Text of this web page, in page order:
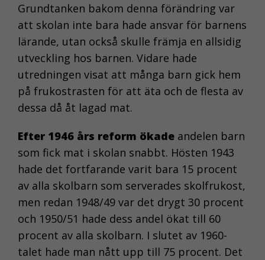
Grundtanken bakom denna förändring var
att skolan inte bara hade ansvar för barnens
lärande, utan också skulle främja en allsidig
utveckling hos barnen. Vidare hade
utredningen visat att många barn gick hem
på frukostrasten för att äta och de flesta av
dessa då åt lagad mat.
Efter 1946 års reform ökade andelen barn
som fick mat i skolan snabbt. Hösten 1943
hade det fortfarande varit bara 15 procent
av alla skolbarn som serverades skolfrukost,
men redan 1948/49 var det drygt 30 procent
och 1950/51 hade dess andel ökat till 60
procent av alla skolbarn. I slutet av 1960-
talet hade man nått upp till 75 procent. Det